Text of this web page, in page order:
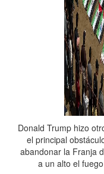
Donald Trump hizo
el principal
abandonar la Franja
a un alto el